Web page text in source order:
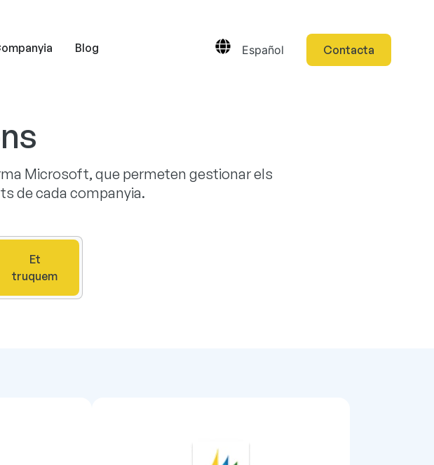
Blog Español Contacta
Microsoft, que permeten gestionar els
de cada companyia.
Et
truquem